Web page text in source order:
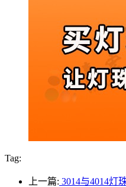
Tag:
上一篇: 3014与4014灯